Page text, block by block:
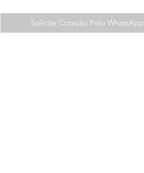
Solicite Cotação Pelo WhatsApp